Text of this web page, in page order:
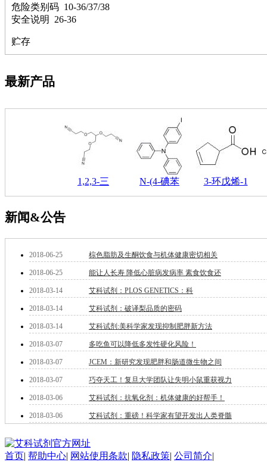
醛
炔
筛
砷
试纸
松
锑
铜
温
芴
烯
锡
锌
吲哚
酯
唑
材料科学
危险类别码 10-36/37/38
安全说明 26-36
贮存
最新产品
1,2,3-三 N-(4-碘苯 3-环戊烯-1
新闻&公告
2018-06-25 棕色脂肪及生酮饮食与机体健康密切相关
2018-06-25 能让人长寿 降低心脏病发病率 素食饮食还
2018-03-14 艾科试剂：PLOS GENETICS：科
2018-03-14 艾科试剂：破译梨品质的密码
2018-03-14 艾科试剂:美科学家发现抑制肥胖新方法
2018-03-07 多吃鱼可以降低多发性硬化风险！
2018-03-07 JCEM：新研究发现肥胖和肠道微生物之间
2018-03-07 巧夺天工！复旦大学团队让失明小鼠重获视力
2018-03-06 艾科试剂：抗氧化剂：机体健康的好帮手！
2018-03-06 艾科试剂：重磅！科学家有望开发出人类脊髓
首页| 帮助中心| 网站使用条款| 隐私政策| 公司简介|